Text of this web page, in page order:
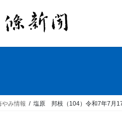
やみ情報 塩原 邦枝（104）令和7年7月